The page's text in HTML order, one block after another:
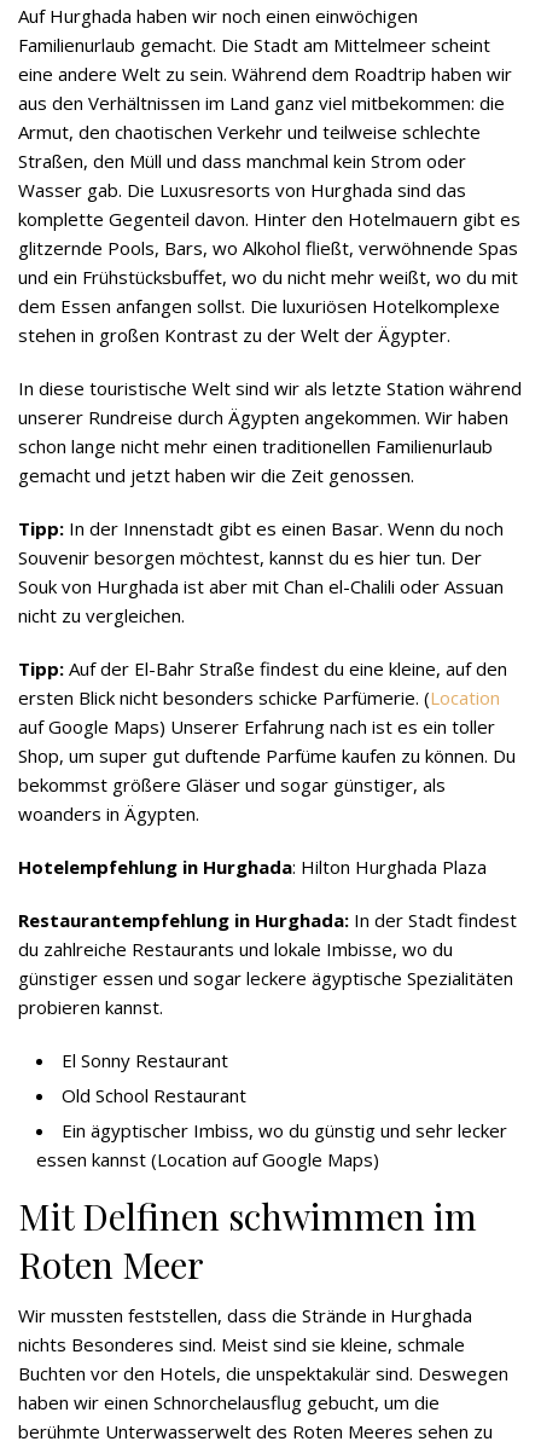
Auf Hurghada haben wir noch einen einwöchigen
Familienurlaub gemacht. Die Stadt am Mittelmeer scheint
eine andere Welt zu sein. Während dem Roadtrip haben wir
aus den Verhältnissen im Land ganz viel mitbekommen: die
Armut, den chaotischen Verkehr und teilweise schlechte
Straßen, den Müll und dass manchmal kein Strom oder
Wasser gab. Die Luxusresorts von Hurghada sind das
komplette Gegenteil davon. Hinter den Hotelmauern gibt es
glitzernde Pools, Bars, wo Alkohol fließt, verwöhnende Spas
und ein Frühstücksbuffet, wo du nicht mehr weißt, wo du mit
dem Essen anfangen sollst. Die luxuriösen Hotelkomplexe
stehen in großen Kontrast zu der Welt der Ägypter.
In diese touristische Welt sind wir als letzte Station während
unserer Rundreise durch Ägypten angekommen. Wir haben
schon lange nicht mehr einen traditionellen Familienurlaub
gemacht und jetzt haben wir die Zeit genossen.
Tipp: In der Innenstadt gibt es einen Basar. Wenn du noch
Souvenir besorgen möchtest, kannst du es hier tun. Der
Souk von Hurghada ist aber mit Chan el-Chalili oder Assuan
nicht zu vergleichen.
Tipp: Auf der El-Bahr Straße findest du eine kleine, auf den
ersten Blick nicht besonders schicke Parfümerie. (Location
auf Google Maps) Unserer Erfahrung nach ist es ein toller
Shop, um super gut duftende Parfüme kaufen zu können. Du
bekommst größere Gläser und sogar günstiger, als
woanders in Ägypten.
Hotelempfehlung in Hurghada: Hilton Hurghada Plaza
Restaurantempfehlung in Hurghada: In der Stadt findest
du zahlreiche Restaurants und lokale Imbisse, wo du
günstiger essen und sogar leckere ägyptische Spezialitäten
probieren kannst.
El Sonny Restaurant
Old School Restaurant
Ein ägyptischer Imbiss, wo du günstig und sehr lecker
essen kannst (Location auf Google Maps)
Mit Delfinen schwimmen im
Roten Meer
Wir mussten feststellen, dass die Strände in Hurghada
nichts Besonderes sind. Meist sind sie kleine, schmale
Buchten vor den Hotels, die unspektakulär sind. Deswegen
haben wir einen Schnorchelausflug gebucht, um die
berühmte Unterwasserwelt des Roten Meeres sehen zu